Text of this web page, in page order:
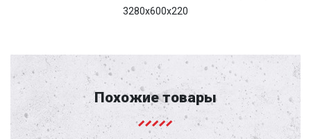
3280х600х220
Похожие товары